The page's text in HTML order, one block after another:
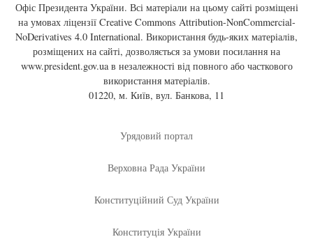
Офіс Президента України. Всі матеріали на цьому сайті розміщені
на умовах ліцензії Creative Commons Attribution-NonCommercial-
NoDerivatives 4.0 International. Використання будь-яких матеріалів,
розміщених на сайті, дозволяється за умови посилання на
www.president.gov.uaв незалежності від повного або часткового
використання матеріалів.
01220, м. Київ, вул. Банкова, 11
Урядовий портал
Верховна Рада України
Конституційний Суд України
Конституція України